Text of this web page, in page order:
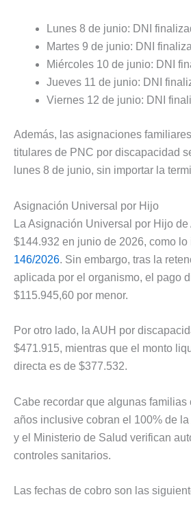
Lunes 8 de junio: DNI
Martes 9 de junio: DNI
Miércoles 10 de junio: DNI
Jueves 11 de junio: DNI
Viernes 12 de junio: DNI
Además, las asignaciones
titulares de PNC por discapacidad
lunes 8 de junio, sin importar la
Asignación Universal por Hijo
La Asignación Universal por Hijo
$144.932 en junio de 2026, como lo
146/2026. Sin embargo, tras la
aplicada por el organismo, el pago
$115.945,60 por menor.
Por otro lado, la AUH por
$471.915, mientras que el monto
directa es de $377.532.
Cabe recordar que algunas familias
años inclusive cobran el 100% de
y el Ministerio de Salud verifican
controles sanitarios.
Las fechas de cobro son las